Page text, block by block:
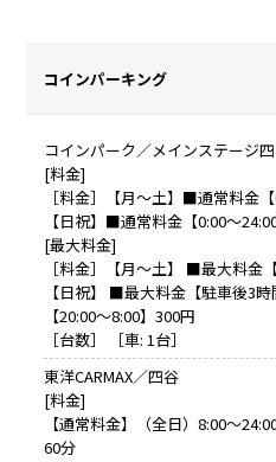
コインパーキング
コインパーク／メインステージ
[料金]
［料金］【月～土】■通常料金
【日祝】■通常料金【0:00～
[最大料金]
［料金］【月～土】 ■最大料金
【日祝】 ■最大料金【駐車後3
【20:00～8:00】300円
［台数］ ［車: 1台］
東洋CARMAX／四谷
[料金]
【通常料金】（全日）8:00～
60分